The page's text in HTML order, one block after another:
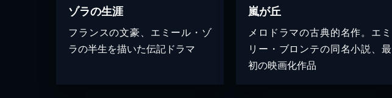
ゾラの生涯
フランスの文豪、エミール・ゾ
ラの半生を描いた伝記ドラマ
嵐が丘
メロドラマの古典的名作。エミ
リー・ブロンテの同名小説、最
初の映画化作品